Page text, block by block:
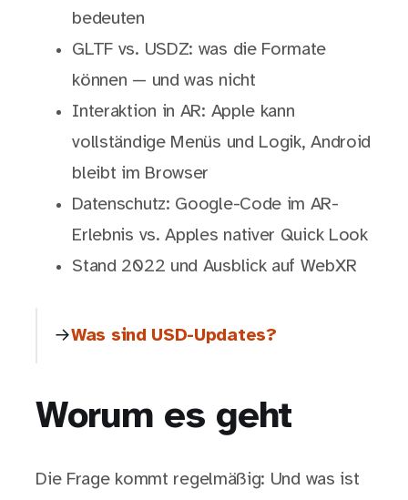
bedeuten
GLTF vs. USDZ: was die Formate
können — und was nicht
Interaktion in AR: Apple kann
vollständige Menüs und Logik, Android
bleibt im Browser
Datenschutz: Google-Code im AR-
Erlebnis vs. Apples nativer Quick Look
Stand 2022 und Ausblick auf WebXR
Was sind USD-Updates?
Worum es geht
Die Frage kommt regelmäßig: Und was ist